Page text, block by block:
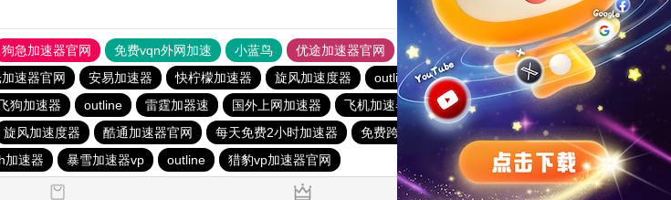
狗急加速器官网 免费vqn外网加速 小蓝鸟 优途加速器官网 风驰加速器 旋风加速器
八戒看书
速器官网 安易加速器 快柠檬加速器 旋风加速度器 outline 极光aurora加速器
ios加速器
狗加速器 outline 雷霆加器速 国外上网加速器 飞机加速器 免费vqn加速
雷霆加器速
旋风加速度器 酷通加速器官网 每天免费2小时加速器 免费跨墙软件
outline
加速器 暴雪加速器vp outline 猎豹vp加速器官网